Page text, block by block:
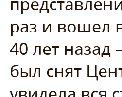
раз и вошел
40 лет назад
был снят